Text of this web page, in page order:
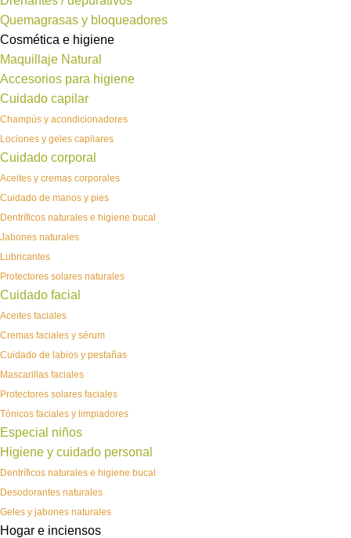
Quemagrasas y bloqueadores
Cosmética e higiene
Maquillaje Natural
Accesorios para higiene
Cuidado capilar
Champús y acondicionadores
Lociones y geles capilares
Cuidado corporal
Aceites y cremas corporales
Cuidado de manos y pies
Dentríficos naturales e higiene bucal
Jabones naturales
Lubricantes
Protectores solares naturales
Cuidado facial
Aceites faciales
Cremas faciales y sérum
Cuidado de labios y pestañas
Mascarillas faciales
Protectores solares faciales
Tónicos faciales y limpiadores
Especial niños
Higiene y cuidado personal
Dentríficos naturales e higiene bucal
Desodorantes naturales
Geles y jabones naturales
Hogar e inciensos